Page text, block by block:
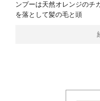
ンプーは天然オレンジのチ
を落として髪の毛と頭